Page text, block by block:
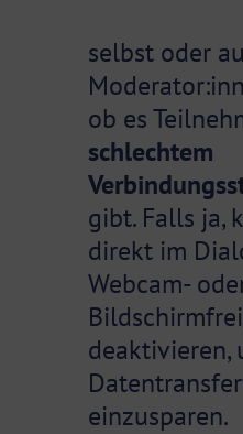
selbst oder
ob es
schlechtem
gibt. Falls ja,
direkt im
Webcam-
deaktivieren,
einzusparen.